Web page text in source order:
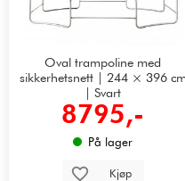
Oval trampoline med
sikkerhetsnett | 244 × 396
| Svart
8795,-
På lager
Kjøp